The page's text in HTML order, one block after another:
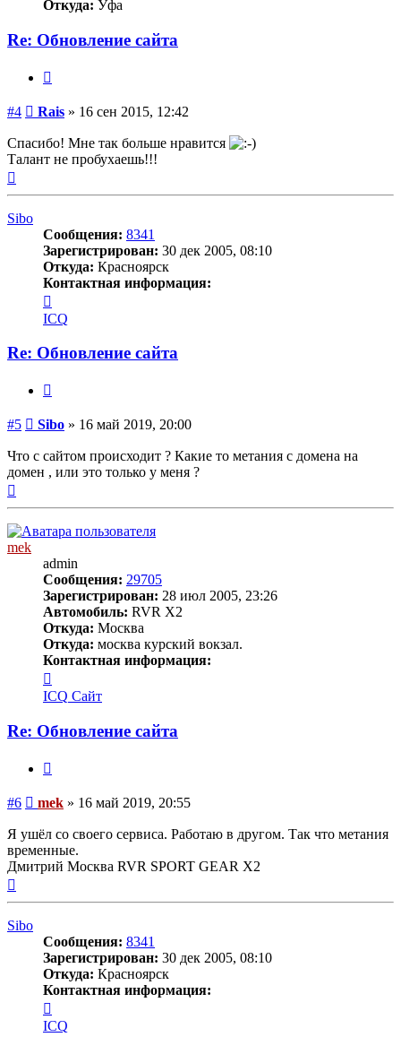
Откуда: Уфа
Re: Обновление сайта
#4 Сообщение
Rais » 16 сен 2015, 12:42
Спасибо! Мне так больше нравится
Талант не пробухаешь!!!
Sibo
Сообщения: 8341
Зарегистрирован: 30 дек 2005, 08:10
Откуда: Красноярск
Контактная информация:
информация
пользователя
Sibo
ICQ
Re: Обновление сайта
#5 Сообщение
Sibo » 16 май 2019, 20:00
Что с сайтом происходит ? Какие то метания с домена на
домен , или это только у меня ?
mek
admin
Сообщения: 29705
Зарегистрирован: 28 июл 2005, 23:26
Автомобиль: RVR X2
Откуда: Москва
Откуда: москва курский вокзал.
Контактная информация:
информация
пользователя
mek
ICQ Сайт
Re: Обновление сайта
#6 Сообщение
mek » 16 май 2019, 20:55
Я ушёл со своего сервиса. Работаю в другом. Так что метания
временные.
Дмитрий Москва RVR SPORT GEAR X2
Sibo
Сообщения: 8341
Зарегистрирован: 30 дек 2005, 08:10
Откуда: Красноярск
Контактная информация:
информация
ICQ